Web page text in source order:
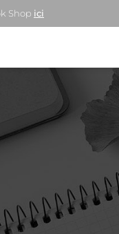
Shop ici